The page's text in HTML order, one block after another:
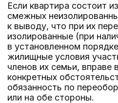
Если квартира состоит
смежных
к выводу, что при их
изолированные (при
в установленном
жилищные условия
членов их семьи, вправе
конкретных
обязанность по
или на обе стороны.